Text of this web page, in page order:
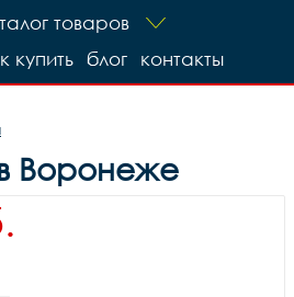
товаров
контакты
блог
купить
Воронеже